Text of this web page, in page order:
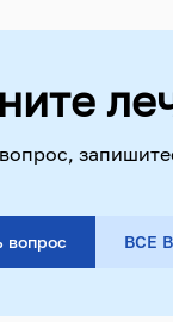
вопрос ВСЕ